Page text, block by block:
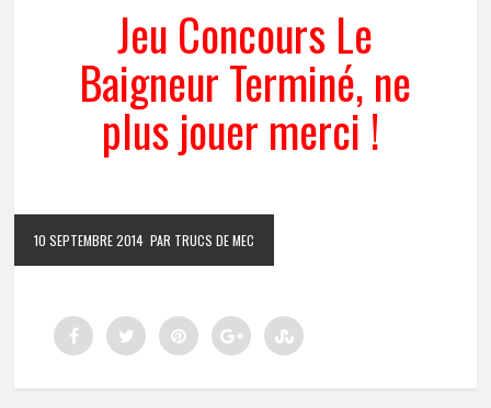
Jeu Concours Le
Baigneur Terminé, ne
plus jouer merci !
10 SEPTEMBRE 2014 PAR TRUCS DE MEC